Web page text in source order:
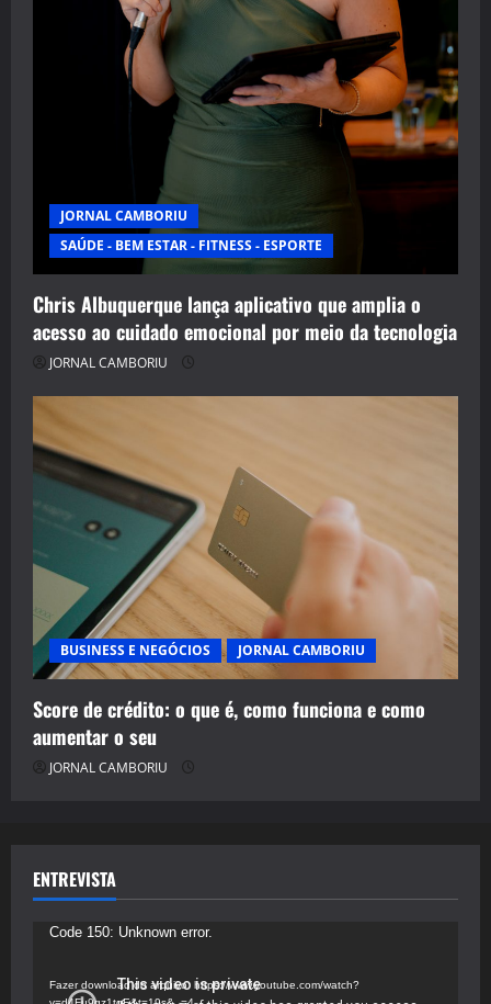
JORNAL CAMBORIU
SAÚDE - BEM ESTAR - FITNESS - ESPORTE
Chris Albuquerque lança aplicativo que amplia o
acesso ao cuidado emocional por meio da tecnologia
JORNAL CAMBORIU
BUSINESS E NEGÓCIOS JORNAL CAMBORIU
Score de crédito: o que é, como funciona e como
aumentar o seu
JORNAL CAMBORIU
ENTREVISTA
Tocador
vídeo
Code 150: Unknown error.
Fazer download do arquivo: https://www.youtube.com/watch?